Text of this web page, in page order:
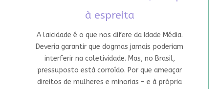
à espreita
A laicidade é o que nos difere da Idade Média.
Deveria garantir que dogmas jamais poderiam
interferir na coletividade. Mas, no Brasil,
pressuposto está corroído. Por que ameaçar
direitos de mulheres e minorias – e à própria